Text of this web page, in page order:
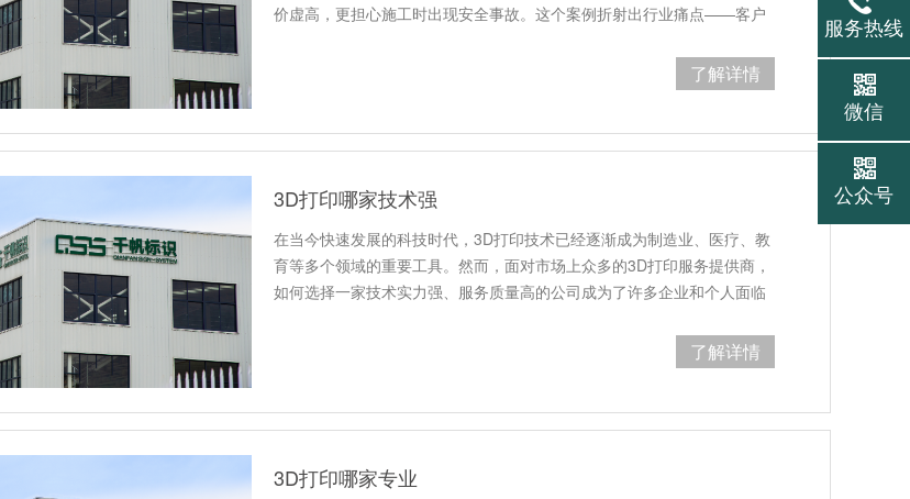
价虚高，更担心施工时出现安全事故。这个案例折射出行业痛点——客户
了解详情
3D打印哪家技术强
在当今快速发展的科技时代，3D打印技术已经逐渐成为制造业、医疗、教
育等多个领域的重要工具。然而，面对市场上众多的3D打印服务提供商，
如何选择一家技术实力强、服务质量高的公司成为了许多企业和个人面临
了解详情
3D打印哪家专业
服务热线
微信
公众号